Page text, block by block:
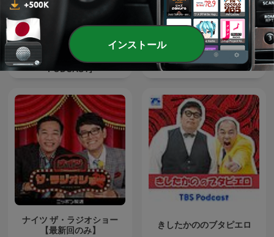
蛙亭のトノサマラジオ[オー
ルナイトニッポン
PODCAST]
金曜JUNK バナナマンのバナ
ナムーンGOLD
ナイツ ザ・ラジオショー
【最新回のみ】
きしたかののブタピエロ
インストール